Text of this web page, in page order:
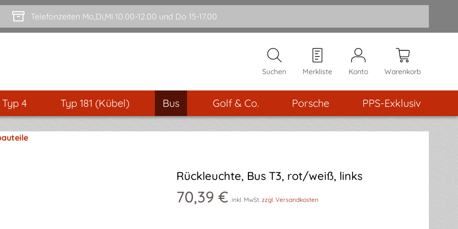
Telefonzeiten Mo,Di,Mi 10.00-12.00 und Do 15-17.00
Suchen Merkliste Konto Warenkorb
4 Typ 181 (Kübel) Bus Golf & Co. Porsche PPS-Exklusiv
Rückleuchte, Bus T3, rot/weiß, links
70,39 € inkl. MwSt. zzgl. Versandkosten